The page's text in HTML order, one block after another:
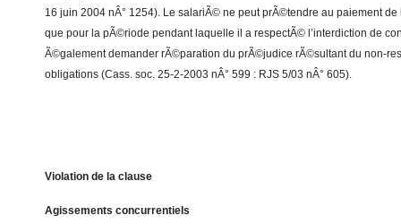
16 juin 2004 nÂ° 1254). Le salariÃ© ne peut prÃ©tendre au paiement de
que pour la pÃ©riode pendant laquelle il a respectÃ© l’interdiction de
Ã©galement demander rÃ©paration du prÃ©judice rÃ©sultant du non-
obligations (Cass. soc. 25-2-2003 nÂ° 599 : RJS 5/03 nÂ° 605).
Violation de la clause
Agissements concurrentiels